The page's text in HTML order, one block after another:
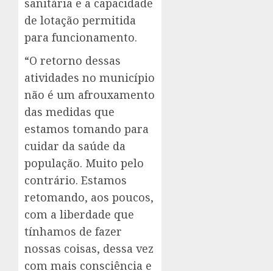
sanitária e a capacidade
de lotação permitida
para funcionamento.
“O retorno dessas
atividades no município
não é um afrouxamento
das medidas que
estamos tomando para
cuidar da saúde da
população. Muito pelo
contrário. Estamos
retomando, aos poucos,
com a liberdade que
tínhamos de fazer
nossas coisas, dessa vez
com mais consciência e